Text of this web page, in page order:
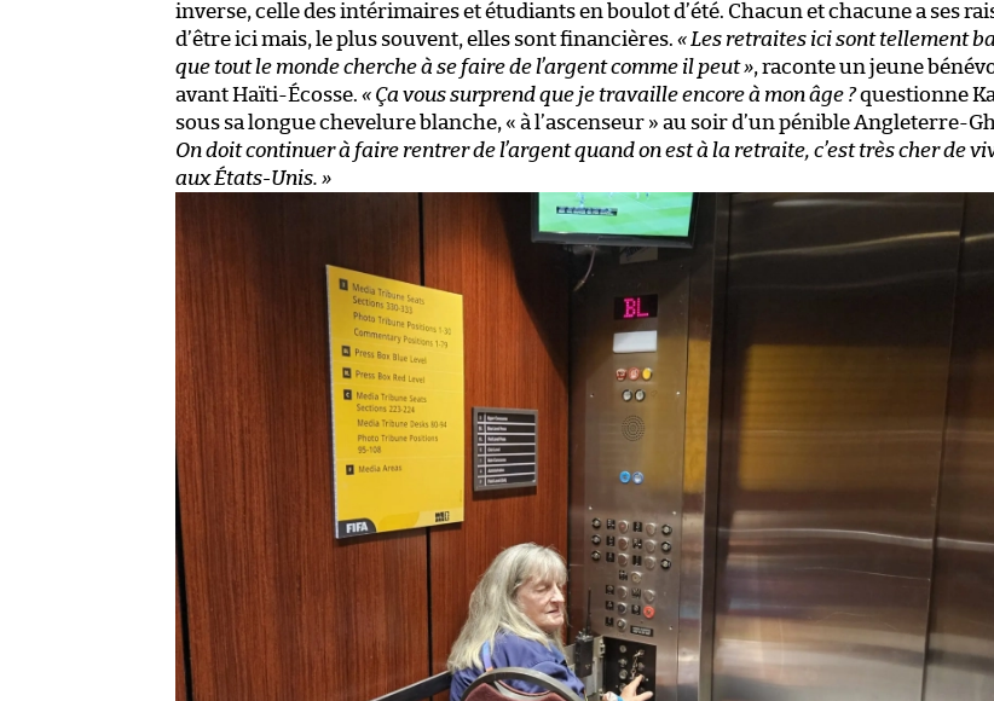
inverse, celle des intérimaires et étudiants en boulot d’été. Chacun et chacune a ses
d’être ici mais, le plus souvent, elles sont financières. « Les retraites ici sont tellement
que tout le monde cherche à se faire de l’argent comme il peut », raconte un jeune
avant Haïti-Écosse. « Ça vous surprend que je travaille encore à mon âge ?questionne
sous sa longue chevelure blanche, « à l’ascenseur » au soir d’un pénible Angleterre-
On doit continuer à faire rentrer de l’argent quand on est à la retraite, c’est très cher de
aux États-Unis. »